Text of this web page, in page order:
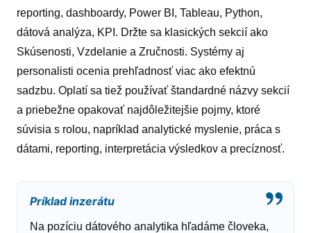
reporting, dashboardy, Power BI, Tableau, Python,
dátová analýza, KPI. Držte sa klasických sekcií ako
Skúsenosti, Vzdelanie a Zručnosti. Systémy aj
personalisti ocenia prehľadnosť viac ako efektnú
sadzbu. Oplatí sa tiež používať štandardné názvy sekcií
a priebežne opakovať najdôležitejšie pojmy, ktoré
súvisia s rolou, napríklad analytické myslenie, práca s
dátami, reporting, interpretácia výsledkov a precíznosť.
Príklad inzerátu
Na pozíciu dátového analytika hľadáme človeka,